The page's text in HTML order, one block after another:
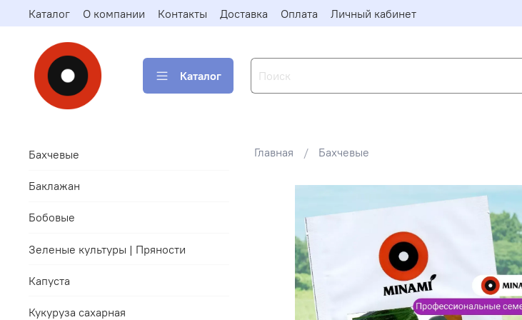
Каталог О компании Контакты Доставка Оплата Личный кабинет
Каталог
Главная Бахчевые
Бахчевые
Баклажан
Бобовые
Зеленые культуры | Пряности
Капуста
Кукуруза сахарная